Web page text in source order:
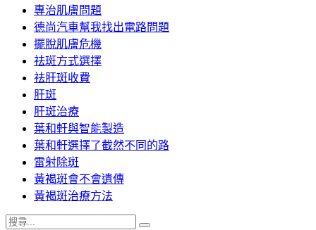
專治肌膚問題
德尚汽車幫我找出電路問題
擺脫肌膚危機
祛斑方式選擇
祛肝斑收費
肝斑
肝斑治療
葉和軒與智能製造
葉和軒選擇了截然不同的路
雷射除斑
黃褐斑會不會遺傳
黃褐斑治療方法
搜